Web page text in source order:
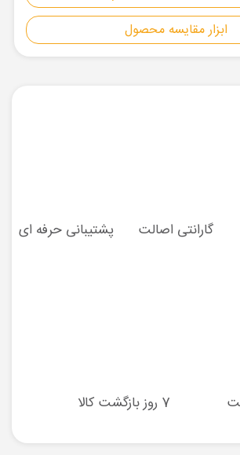
ابزار مقایسه محصول
گارانتی اصالت پشتیبانی حرفه ای
7 روز بازگشت کالا